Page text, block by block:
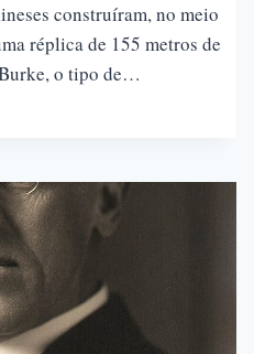
construíram, no meio
réplica de 155 metros de
o tipo de…